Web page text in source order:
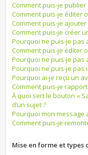
Comment puis-je
Comment puis-je éditer
Comment puis-je
Comment puis-je créer
Pourquoi ne puis-je pas
Comment puis-je éditer
Pourquoi ne puis-je pas
Pourquoi ne puis-je pas
Pourquoi ai-je reçu un
Comment puis-je
À quoi sert le bouton «
d’un sujet ?
Pourquoi mon message
Comment puis-je
Mise en forme et types